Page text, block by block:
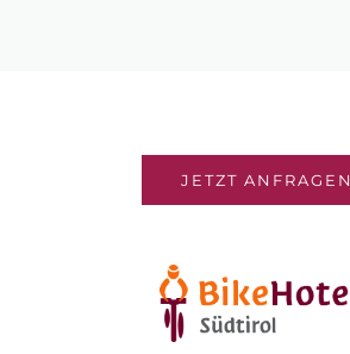
JETZT ANFRAGEN